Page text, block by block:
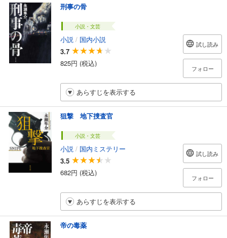
刑事の骨
小説・文芸
小説 / 国内小説
3.7
825円 (税込)
試し読み
フォロー
あらすじを表示する
狙撃 地下捜査官
小説・文芸
小説 / 国内ミステリー
3.5
682円 (税込)
試し読み
フォロー
あらすじを表示する
帝の毒薬